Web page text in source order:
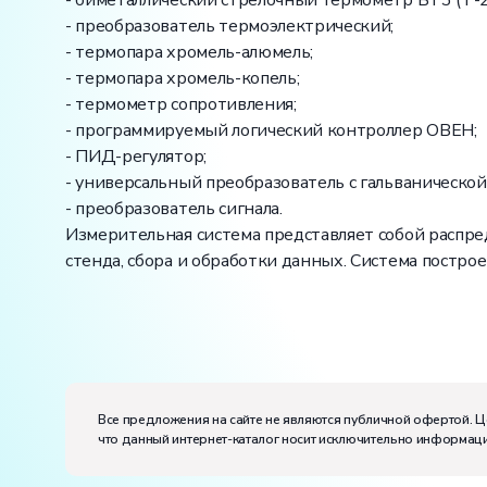
- преобразователь термоэлектрический;
- термопара хромель-алюмель;
- термопара хромель-копель;
- термометр сопротивления;
- программируемый логический контроллер ОВЕН;
- ПИД-регулятор;
- универсальный преобразователь с
- преобразователь сигнала.
Измерительная система представляет собой
стенда, сбора и обработки данных. Система
Потребляемая мощность, В·А:
3500
Электропитание:
Все предложения на сайте не являются публичной офертой.
что данный интернет-каталог носит исключительно